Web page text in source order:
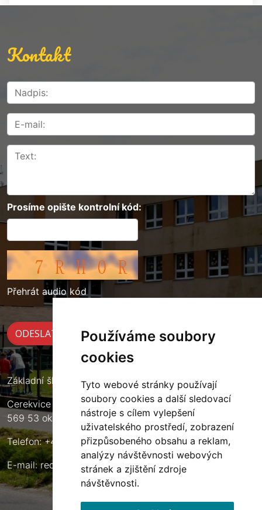
Používáme soubory
cookies
Tyto webové stránky používají
soubory cookies a další sledovací
nástroje s cílem vylepšení
uživatelského prostředí, zobrazení
přizpůsobeného obsahu a reklam,
analýzy návštěvnosti webových
stránek a zjištění zdroje
návštěvnosti.
Kontakt
Prosíme opište kontrolní kód:
Přehrát audio kód
Základní škola Cerekvice nad Loučnou
Cerekvice nad Loučnou 135
569 53 okres Svitavy
Telefon: +420 461 633 140
E-mail:reditel@zscerekvice.cz